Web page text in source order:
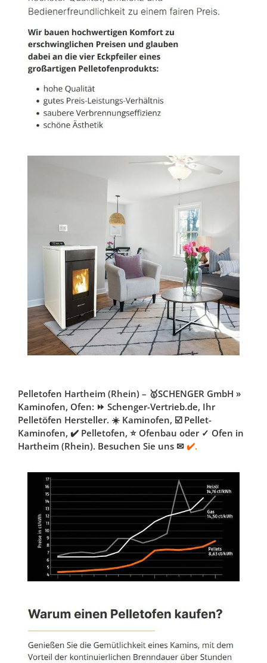
Pelletofen Hartheim (Rhein) – 🥇SCHENGER GmbH »
Kaminofen, Ofen: ⏩ Schenger-Vertrieb.de, Ihr
Pelletöfen Hersteller. ☀️ Kaminofen, ☑️ Pellet-
Kaminofen, ✔️ Pelletofen, ⭐ Ofenbau oder ✓ Ofen in
Hartheim (Rhein). Besuchen Sie uns ✉ ✔️.